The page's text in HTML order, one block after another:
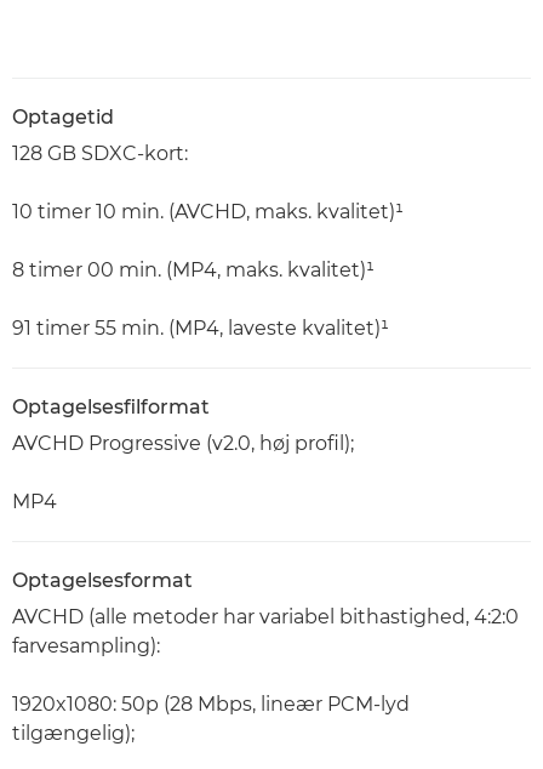
Optagetid
128 GB SDXC-kort:
10 timer 10 min. (AVCHD, maks. kvalitet)¹
8 timer 00 min. (MP4, maks. kvalitet)¹
91 timer 55 min. (MP4, laveste kvalitet)¹
Optagelsesfilformat
AVCHD Progressive (v2.0, høj profil);
MP4
Optagelsesformat
AVCHD (alle metoder har variabel bithastighed, 4:2:0
farvesampling):
1920x1080: 50p (28 Mbps, lineær PCM-lyd
tilgængelig);